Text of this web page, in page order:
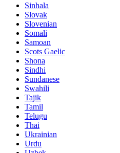
Sinhala
Slovak
Slovenian
Somali
Samoan
Scots Gaelic
Shona
Sindhi
Sundanese
Swahili
Tajik
Tamil
Telugu
Thai
Ukrainian
Urdu